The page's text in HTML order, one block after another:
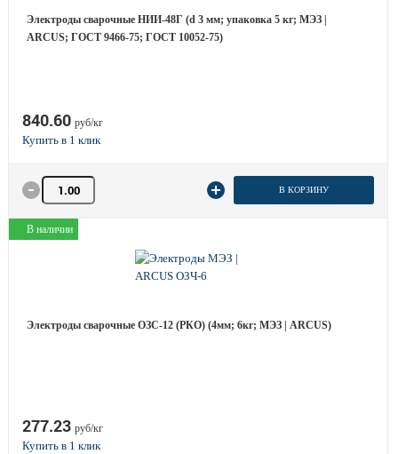
Электроды сварочные НИИ-48Г (d 3 мм; упаковка 5 кг; МЭЗ |
ARCUS; ГОСТ 9466-75; ГОСТ 10052-75)
840.60 руб/кг
Количество товара В КОРЗИНУ
В наличии
Электроды сварочные ОЗС-12 (РКО) (4мм; 6кг; МЭЗ | ARCUS)
277.23 руб/кг